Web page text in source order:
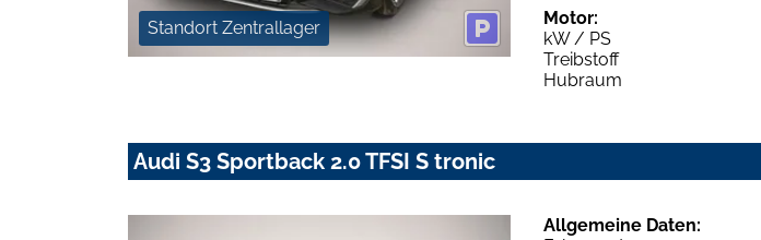
Standort Zentrallager
Motor:
kW / PS
Treibstoff
Hubraum
Audi S3 Sportback 2.0 TFSI S tronic
Allgemeine Daten: